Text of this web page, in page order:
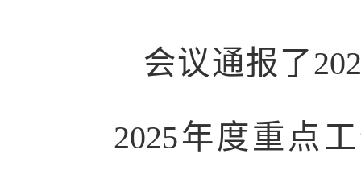
会议通报了
2025年度重点